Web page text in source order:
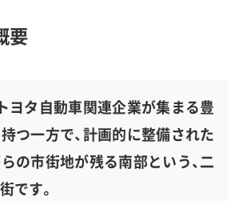
要
ヨタ自動車関連企業が集まる豊
つ一方で、計画的に整備された
の市街地が残る南部という、二
です。